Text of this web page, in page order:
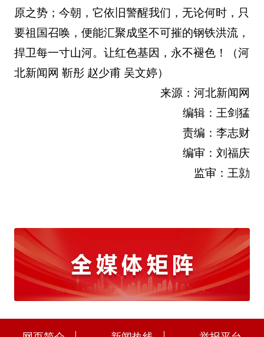
原之势；今朝，它依旧警醒我们，无论何时，只
要祖国召唤，便能汇聚成坚不可摧的钢铁洪流，
捍卫每一寸山河。让红色基因，永不褪色！（河
北新闻网 靳彤 赵少甫 吴文婷）
来源：河北新闻网
编辑：王剑猛
责编：李志财
编审：刘福庆
监审：王勍